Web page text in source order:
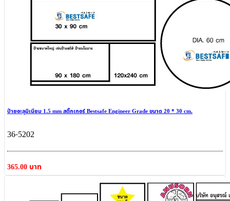
ป้ายอะลูมิเนียม 1.5 mm สติ๊กเกอร์ Bestsafe Engineer Grade ขนาด 20 * 30 cm.
36-5202
365.00 บาท